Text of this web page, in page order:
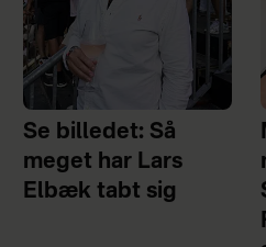
Se billedet: Så
meget har Lars
Elbæk tabt sig